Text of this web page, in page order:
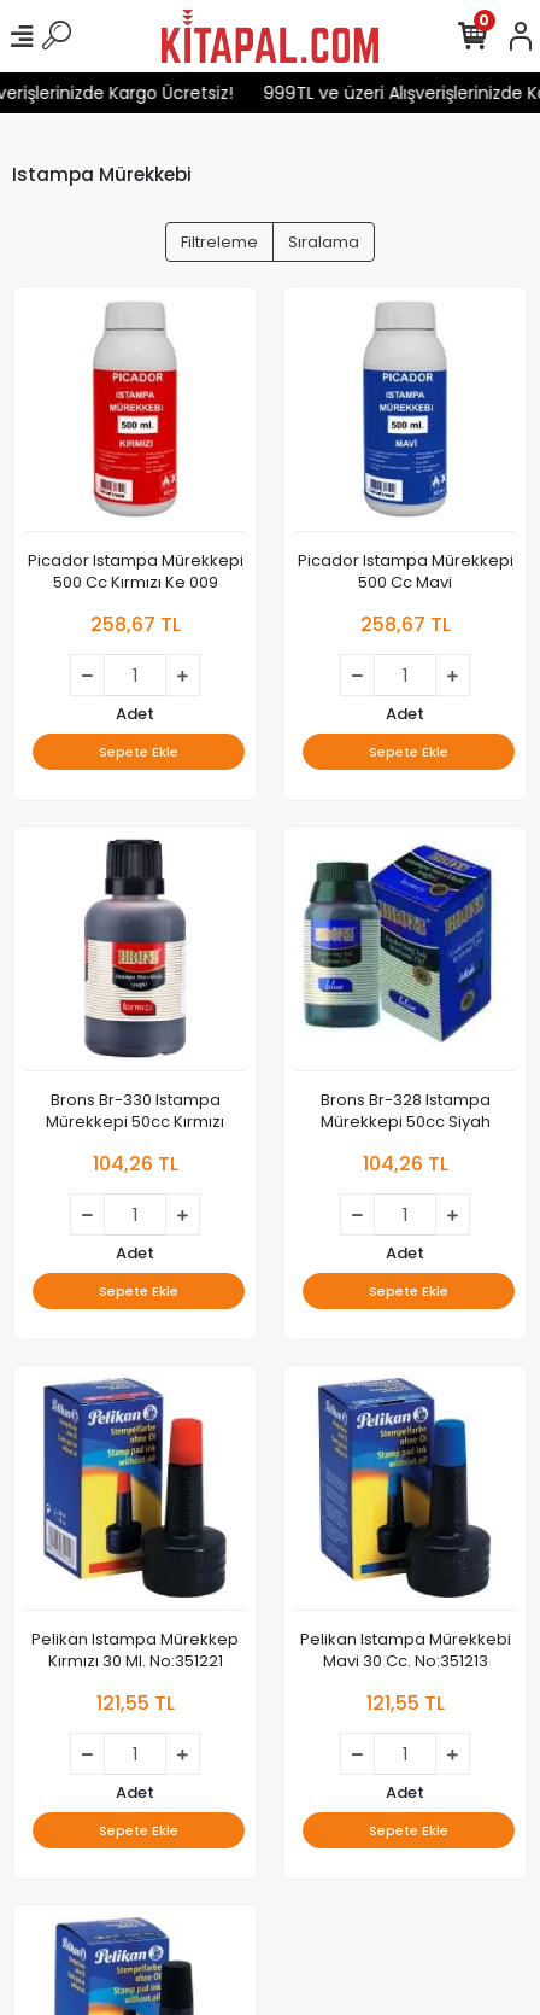
Kargo Ücretsiz! 999TL ve üzeri Alışverişlerinizde
0
Istampa Mürekkebi
Filtreleme Sıralama
Picador Istampa Mürekkepi
500 Cc Kırmızı Ke 009
258,67 TL
Adet
Sepete Ekle
Picador Istampa Mürekkepi
500 Cc Mavi
258,67 TL
Adet
Sepete Ekle
Brons Br-330 Istampa
Mürekkepi 50cc Kırmızı
104,26 TL
Adet
Sepete Ekle
Brons Br-328 Istampa
Mürekkepi 50cc Siyah
104,26 TL
Adet
Sepete Ekle
Pelikan Istampa Mürekkep
Kırmızı 30 Ml. No:351221
121,55 TL
Adet
Sepete Ekle
Pelikan Istampa Mürekkebi
Mavi 30 Cc. No:351213
121,55 TL
Adet
Sepete Ekle